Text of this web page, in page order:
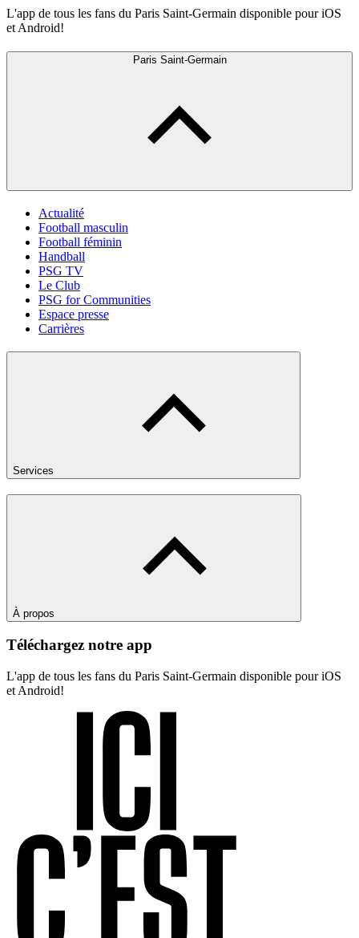
L'app de tous les fans du Paris Saint-Germain disponible pour iOS
et Android!
Paris Saint-Germain
Actualité
Football masculin
Football féminin
Handball
PSG TV
Le Club
PSG for Communities
Espace presse
Carrières
Services
À propos
Téléchargez notre app
L'app de tous les fans du Paris Saint-Germain disponible pour iOS
et Android!